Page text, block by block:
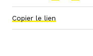
Copier le lien